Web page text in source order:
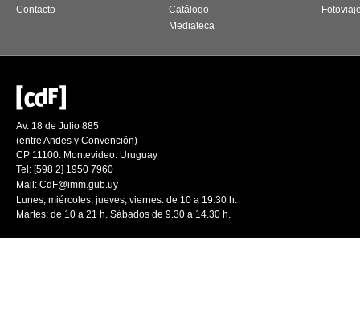
Contacto
Catálogo
Mediateca
Av. 18 de Julio 885
(entre Andes y Convención)
CP 11100. Montevideo. Uruguay
Tel: [598 2] 1950 7960
Mail: CdF@imm.gub.uy
Lunes, miércoles, jueves, viernes: de 10 a 19.30 h.
Martes: de 10 a 21 h. Sábados de 9.30 a 14.30 h.